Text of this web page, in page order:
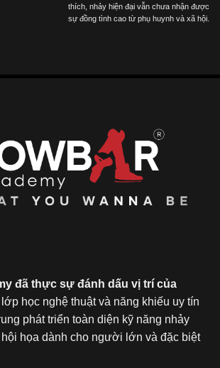
thích, nhảy hiện đại vẫn chưa nhận được
sự đồng tình cao từ phụ huynh và xã hội.
đã thực sự đánh dấu vị trí của
lớp học nghệ thuật và năng khiếu uy tín
phát triển toàn diện kỹ năng nhảy
hội họa dành cho người lớn và đặc biệt